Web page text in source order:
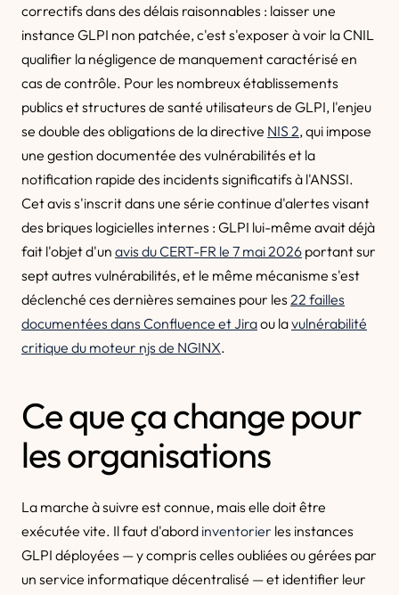
correctifs dans des délais raisonnables : laisser une
instance GLPI non patchée, c'est s'exposer à voir la CNIL
qualifier la négligence de manquement caractérisé en
cas de contrôle. Pour les nombreux établissements
publics et structures de santé utilisateurs de GLPI, l'enjeu
se double des obligations de la directive NIS 2, qui impose
une gestion documentée des vulnérabilités et la
notification rapide des incidents significatifs à l'ANSSI.
Cet avis s'inscrit dans une série continue d'alertes visant
des briques logicielles internes : GLPI lui-même avait déjà
fait l'objet d'un avis du CERT-FR le 7 mai 2026 portant sur
sept autres vulnérabilités, et le même mécanisme s'est
déclenché ces dernières semaines pour les 22 failles
documentées dans Confluence et Jiraou lavulnérabilité
critique du moteur njs de NGINX.
Ce que ça change pour
les organisations
La marche à suivre est connue, mais elle doit être
exécutée vite. Il faut d'abord inventorier les instances
GLPI déployées — y compris celles oubliées ou gérées par
un service informatique décentralisé — et identifier leur